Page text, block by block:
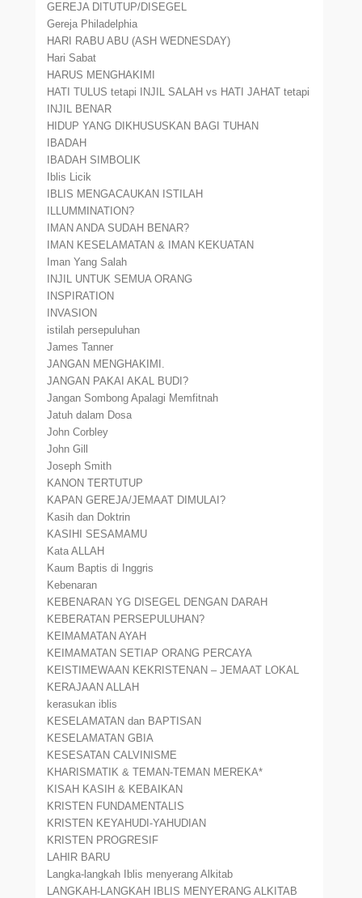
GEREJA DITUTUP/DISEGEL
Gereja Philadelphia
HARI RABU ABU (ASH WEDNESDAY)
Hari Sabat
HARUS MENGHAKIMI
HATI TULUS tetapi INJIL SALAH vs HATI JAHAT tetapi
INJIL BENAR
HIDUP YANG DIKHUSUSKAN BAGI TUHAN
IBADAH
IBADAH SIMBOLIK
Iblis Licik
IBLIS MENGACAUKAN ISTILAH
ILLUMMINATION?
IMAN ANDA SUDAH BENAR?
IMAN KESELAMATAN & IMAN KEKUATAN
Iman Yang Salah
INJIL UNTUK SEMUA ORANG
INSPIRATION
INVASION
istilah persepuluhan
James Tanner
JANGAN MENGHAKIMI.
JANGAN PAKAI AKAL BUDI?
Jangan Sombong Apalagi Memfitnah
Jatuh dalam Dosa
John Corbley
John Gill
Joseph Smith
KANON TERTUTUP
KAPAN GEREJA/JEMAAT DIMULAI?
Kasih dan Doktrin
KASIHI SESAMAMU
Kata ALLAH
Kaum Baptis di Inggris
Kebenaran
KEBENARAN YG DISEGEL DENGAN DARAH
KEBERATAN PERSEPULUHAN?
KEIMAMATAN AYAH
KEIMAMATAN SETIAP ORANG PERCAYA
KEISTIMEWAAN KEKRISTENAN – JEMAAT LOKAL
KERAJAAN ALLAH
kerasukan iblis
KESELAMATAN dan BAPTISAN
KESELAMATAN GBIA
KESESATAN CALVINISME
KHARISMATIK & TEMAN-TEMAN MEREKA*
KISAH KASIH & KEBAIKAN
KRISTEN FUNDAMENTALIS
KRISTEN KEYAHUDI-YAHUDIAN
KRISTEN PROGRESIF
LAHIR BARU
Langka-langkah Iblis menyerang Alkitab
LANGKAH-LANGKAH IBLIS MENYERANG ALKITAB